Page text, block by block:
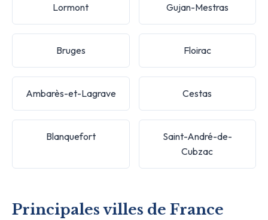
Lormont Gujan-Mestras
Bruges Floirac
Ambarès-et-Lagrave Cestas
Blanquefort
Saint-André-de-
Cubzac
Principales villes de France